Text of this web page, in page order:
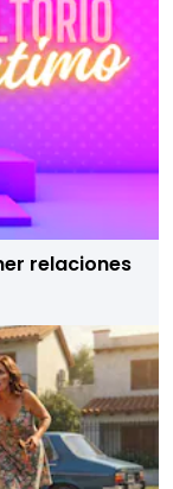
relaciones